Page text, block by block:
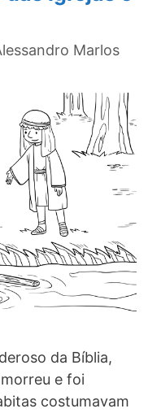
Marlos
da Bíblia,
e foi
costumavam